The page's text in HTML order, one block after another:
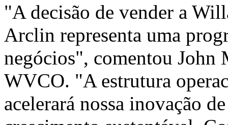
"A decisão de vender a
Arclin representa uma
negócios", comentou John
WVCO. "A estrutura
acelerará nossa inovação